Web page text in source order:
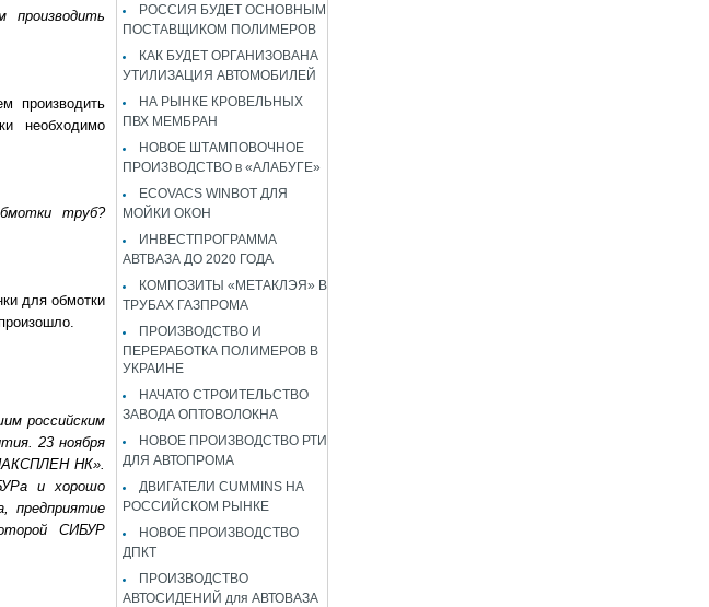
производить
необходимо
труб?
для обмотки
российским
23 ноября
НК».
и хорошо
предприятие
СИБУР
РОССИЯ БУДЕТ ОСНОВНЫМ
ПОСТАВЩИКОМ ПОЛИМЕРОВ
КАК БУДЕТ ОРГАНИЗОВАНА
УТИЛИЗАЦИЯ АВТОМОБИЛЕЙ
НА РЫНКЕ КРОВЕЛЬНЫХ
ПВХ МЕМБРАН
НОВОЕ ШТАМПОВОЧНОЕ
ПРОИЗВОДСТВО в «АЛАБУГЕ»
ECOVACS WINBOT ДЛЯ
МОЙКИ ОКОН
ИНВЕСТПРОГРАММА
АВТВАЗА ДО 2020 ГОДА
КОМПОЗИТЫ «МЕТАКЛЭЯ» В
ТРУБАХ ГАЗПРОМА
ПРОИЗВОДСТВО И
ПЕРЕРАБОТКА ПОЛИМЕРОВ В
УКРАИНЕ
НАЧАТО СТРОИТЕЛЬСТВО
ЗАВОДА ОПТОВОЛОКНА
НОВОЕ ПРОИЗВОДСТВО РТИ
ДЛЯ АВТОПРОМА
ДВИГАТЕЛИ CUMMINS НА
РОССИЙСКОМ РЫНКЕ
НОВОЕ ПРОИЗВОДСТВО
ДПКТ
ПРОИЗВОДСТВО
АВТОСИДЕНИЙ для АВТОВАЗА